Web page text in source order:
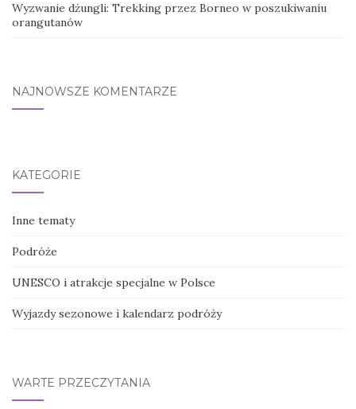
Wyzwanie dżungli: Trekking przez Borneo w poszukiwaniu
orangutanów
NAJNOWSZE KOMENTARZE
KATEGORIE
Inne tematy
Podróże
UNESCO i atrakcje specjalne w Polsce
Wyjazdy sezonowe i kalendarz podróży
WARTE PRZECZYTANIA